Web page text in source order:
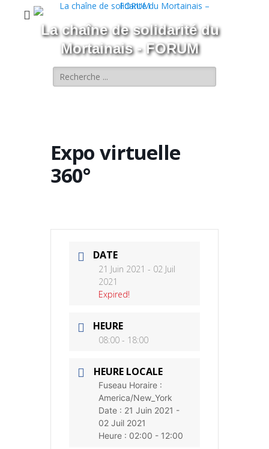
La chaîne de solidarité du
Mortainais - FORUM
Rechercher :
Expo virtuelle
360°
DATE
21 Juin 2021 - 02 Juil
2021
Expired!
HEURE
08:00 - 18:00
HEURE LOCALE
Fuseau Horaire :
America/New_York
Date : 21 Juin 2021 -
02 Juil 2021
Heure : 02:00 - 12:00